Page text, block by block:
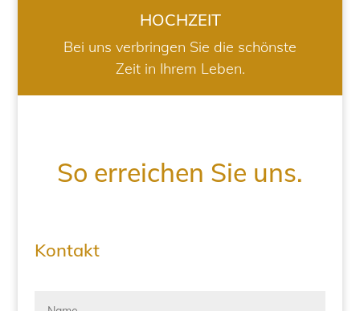
HOCHZEIT
Bei uns verbringen Sie die schönste
Zeit in Ihrem Leben.
So erreichen Sie uns.
Kontakt